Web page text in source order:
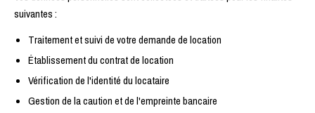
suivantes :
Traitement et suivi de votre demande de location
Établissement du contrat de location
Vérification de l'identité du locataire
Gestion de la caution et de l'empreinte bancaire